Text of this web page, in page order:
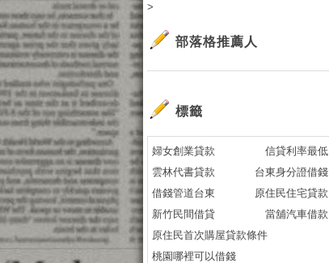
>
部落格推薦人
標籤
婦女創業貸款
信貸利率最低
雲林代書貸款
台東身分證借錢
借錢管道台東
原住民住宅貸款
新竹民間借貸
當舖汽車借款
原住民首次購屋貸款條件
桃園哪裡可以借錢